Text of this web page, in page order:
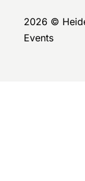
2026 ©
Events